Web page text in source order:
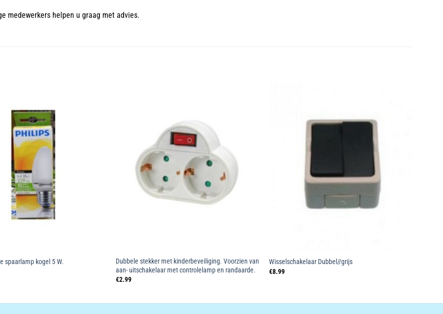
medewerkers helpen u graag met advies.
spaarlamp kogel 5 W.
Dubbele stekker met kinderbeveiliging. Voorzien van
aan- uitschakelaar met controlelamp en randaarde.
€2.99
Wisselschakelaar Dubbel//grijs
€8.99